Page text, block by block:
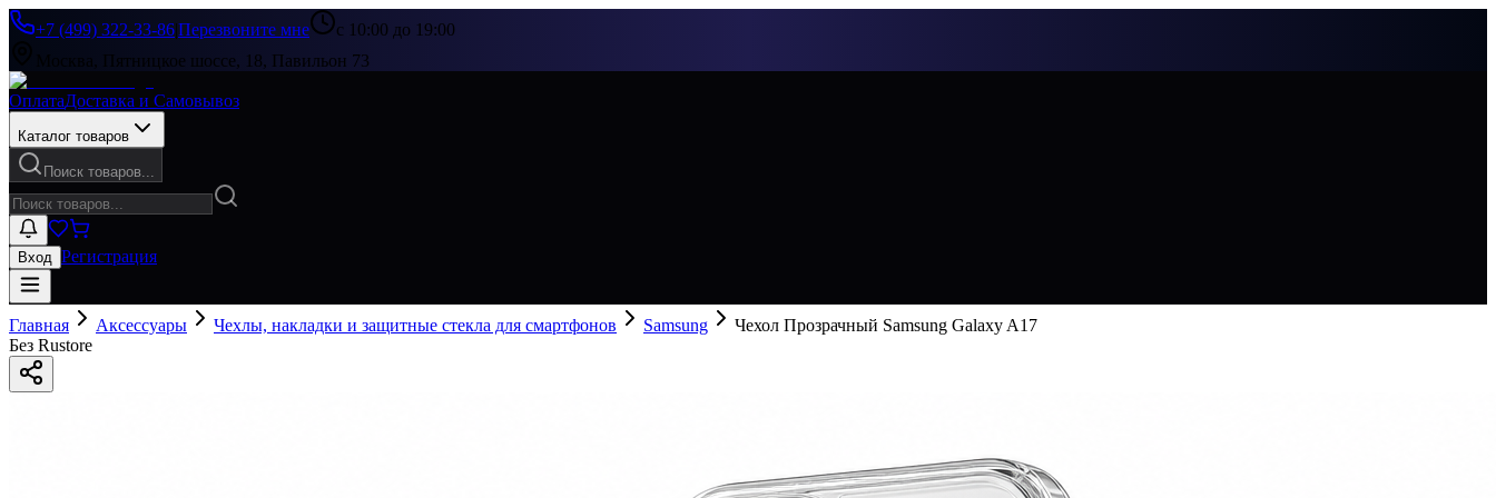
+7 (499) 322-33-86|Перезвоните мне
с 10:00 до 19:00
Москва, Пятницкое шоссе, 18, Павильон 73
ОплатаДоставка и Самовывоз
Каталог товаров
Поиск товаров...
Вход Регистрация
Главная Аксессуары Чехлы, накладки и защитные стекла для смартфонов Samsung
Чехол Прозрачный Samsung Galaxy A17
Без Rustore